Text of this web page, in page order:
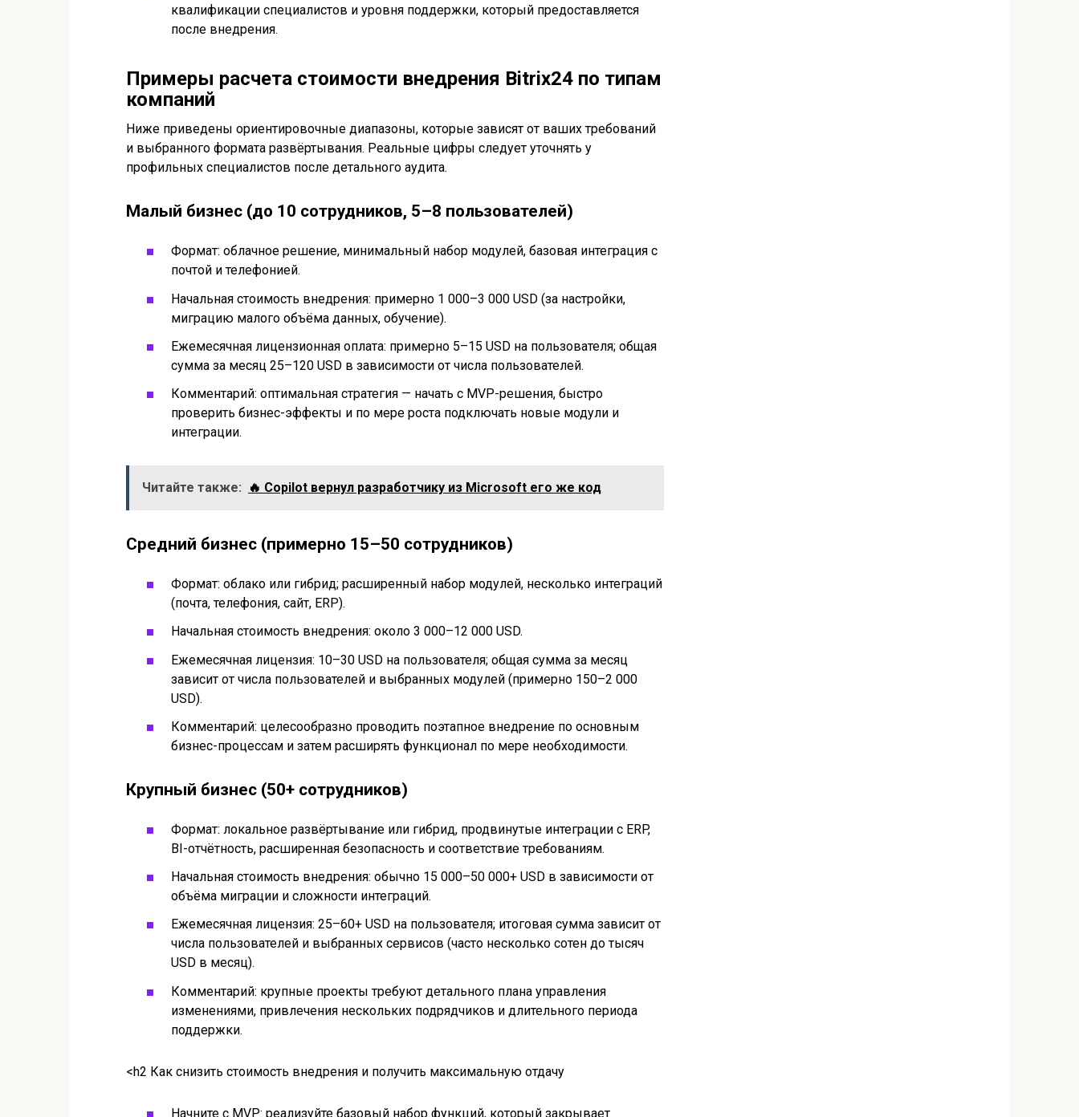
квалификации специалистов и уровня поддержки, который предоставляется
после внедрения.
Примеры расчета стоимости внедрения Bitrix24 по типам
компаний
Ниже приведены ориентировочные диапазоны, которые зависят от ваших требований
и выбранного формата развёртывания. Реальные цифры следует уточнять у
профильных специалистов после детального аудита.
Малый бизнес (до 10 сотрудников, 5–8 пользователей)
Формат: облачное решение, минимальный набор модулей, базовая интеграция с
почтой и телефонией.
Начальная стоимость внедрения: примерно 1 000–3 000 USD (за настройки,
миграцию малого объёма данных, обучение).
Ежемесячная лицензионная оплата: примерно 5–15 USD на пользователя; общая
сумма за месяц 25–120 USD в зависимости от числа пользователей.
Комментарий: оптимальная стратегия — начать с MVP-решения, быстро
проверить бизнес-эффекты и по мере роста подключать новые модули и
интеграции.
Читайте также: 🔥 Copilot вернул разработчику из Microsoft его же код
Средний бизнес (примерно 15–50 сотрудников)
Формат: облако или гибрид; расширенный набор модулей, несколько интеграций
(почта, телефония, сайт, ERP).
Начальная стоимость внедрения: около 3 000–12 000 USD.
Ежемесячная лицензия: 10–30 USD на пользователя; общая сумма за месяц
зависит от числа пользователей и выбранных модулей (примерно 150–2 000
USD).
Комментарий: целесообразно проводить поэтапное внедрение по основным
бизнес-процессам и затем расширять функционал по мере необходимости.
Крупный бизнес (50+ сотрудников)
Формат: локальное развёртывание или гибрид, продвинутые интеграции с ERP,
BI-отчётность, расширенная безопасность и соответствие требованиям.
Начальная стоимость внедрения: обычно 15 000–50 000+ USD в зависимости от
объёма миграции и сложности интеграций.
Ежемесячная лицензия: 25–60+ USD на пользователя; итоговая сумма зависит от
числа пользователей и выбранных сервисов (часто несколько сотен до тысяч
USD в месяц).
Комментарий: крупные проекты требуют детального плана управления
изменениями, привлечения нескольких подрядчиков и длительного периода
поддержки.
<h2 Как снизить стоимость внедрения и получить максимальную отдачу
Начните с MVP: реализуйте базовый набор функций, который закрывает